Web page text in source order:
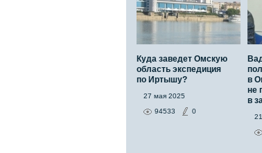
Куда заведет Омскую
область экспедиция
по Иртышу?
27 мая 2025
94533
0
в
не
в